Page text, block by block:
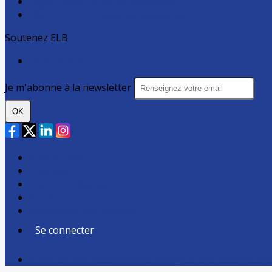
Soutenez ELB
Je m'abonne à la newsletter
OK
Se connecter